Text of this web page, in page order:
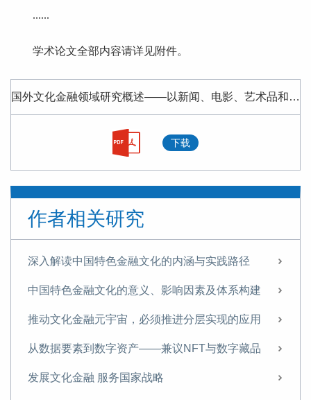
......
学术论文全部内容请详见附件。
国外文化金融领域研究概述——以新闻、电影、艺术品和创意产业视角.pdf
下载
作者相关研究
深入解读中国特色金融文化的内涵与实践路径
中国特色金融文化的意义、影响因素及体系构建
推动文化金融元宇宙，必须推进分层实现的应用
从数据要素到数字资产——兼议NFT与数字藏品
发展文化金融 服务国家战略